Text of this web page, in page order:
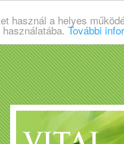
használ a helyes
További